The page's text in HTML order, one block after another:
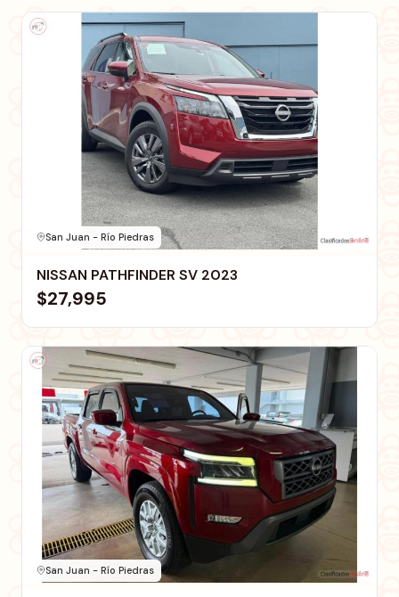
San Juan - Río Piedras
NISSAN PATHFINDER SV 2023
$27,995
San Juan - Río Piedras